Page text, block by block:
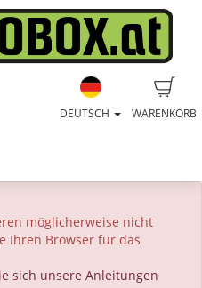
WARENKORB
DEUTSCH
möglicherweise nicht
Ihren Browser für das
sich unsere Anleitungen